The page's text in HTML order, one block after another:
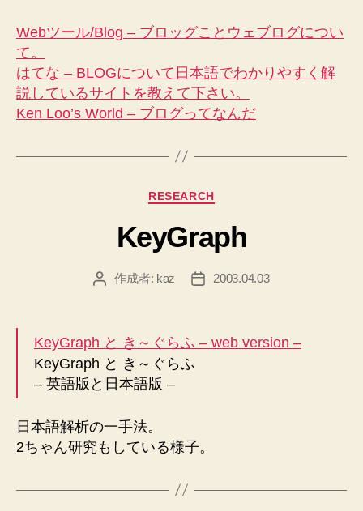
リ
ン
へ
の
Webツール/Blog – ブロッグことウェブログについ
て。
はてな – BLOGについて日本語でわかりやすく解
説しているサイトを教えて下さい。
Ken Loo’s World – ブログってなんだ
カ
ゴ
リ
RESEARCH
KeyGraph
投
作成者: kaz
投
2003.04.03
KeyGraph と き～ぐらふ – web version –
KeyGraph と き～ぐらふ
– 英語版と日本語版 –
日本語解析の一手法。
2ちゃん研究もしている様子。